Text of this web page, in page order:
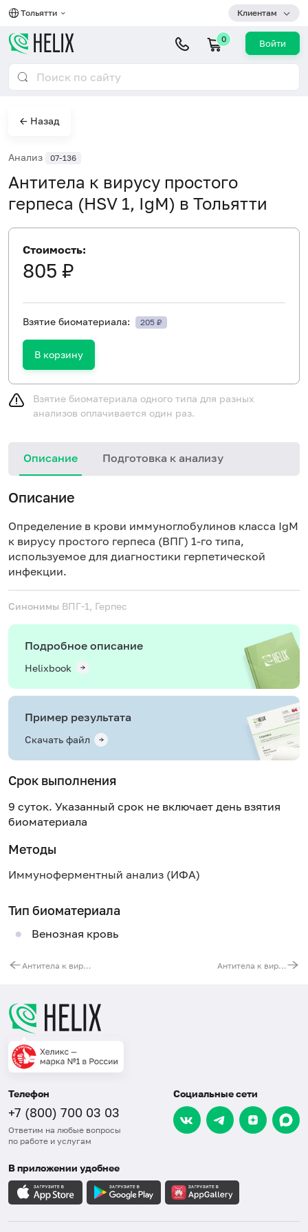
Тольятти Клиентам
0 Войти
← Назад
Анализ 07-136
Антитела к вирусу простого
герпеса (HSV 1, IgM) в Тольятти
Стоимость:
805 ₽
Взятие биоматериала: 205 ₽
В корзину
Взятие биоматериала одного типа для разных
анализов оплачивается один раз.
Описание Подготовка к анализу
Описание
Определение в крови иммуноглобулинов класса IgM
к вирусу простого герпеса (ВПГ) 1-го типа,
используемое для диагностики герпетической
инфекции.
Синонимы ВПГ-1, Герпес
Подробное описание
Helixbook
Пример результата
Скачать файл
Срок выполнения
9 суток. Указанный срок не включает день взятия
биоматериала
Методы
Иммуноферментный анализ (ИФА)
Тип биоматериала
Венозная кровь
Антитела к вирусу простого герпеса (HSV 2, IgG) Антитела к вирусу простого герпеса (HSV 2, IgM)
Телефон
+7 (800) 700 03 03
Ответим на любые вопросы
по работе и услугам
Социальные сети
В приложении удобнее